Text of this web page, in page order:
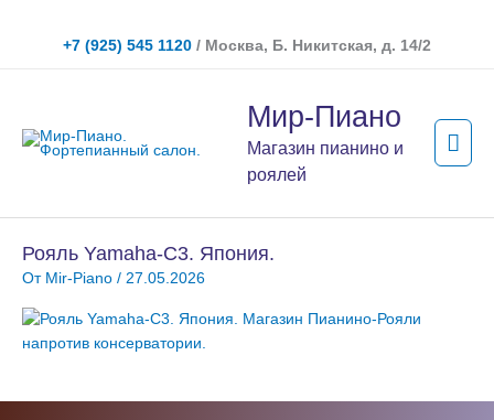
содержимому
+7 (925) 545 1120 / Москва, Б. Никитская, д. 14/2
Мир-Пиано
Магазин пианино и
роялей
Рояль Yamaha-C3. Япония.
От Mir-Piano / 27.05.2026